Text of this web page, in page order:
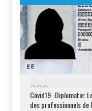
298
Covid19 -Diplomatie:
des professionnels de